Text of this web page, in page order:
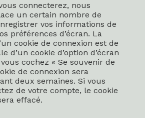
connecterez, nous
un certain nombre de
vos informations de
préférences d’écran. La
cookie de connexion est de
d’un cookie d’option d’écran
cochez « Se souvenir de
de connexion sera
deux semaines. Si vous
de votre compte, le cookie
effacé.